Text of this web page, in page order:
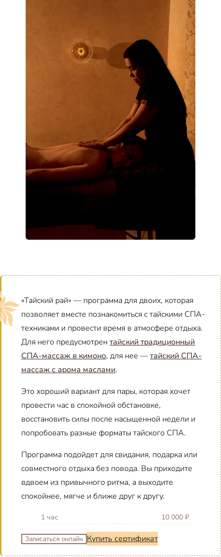
«Тайский рай» — программа для двоих, которая
позволяет вместе познакомиться с тайскими СПА-
техниками и провести время в атмосфере отдыха.
Для него предусмотрен тайский традиционный
СПА-массаж в кимоно, для нее —тайский СПА-
массаж с арома маслами.
Это хороший вариант для пары, которая хочет
провести час в спокойной обстановке,
восстановить силы после насыщенной недели и
попробовать разные форматы тайского СПА.
Программа подойдет для свидания, подарка или
совместного отдыха без повода. Вы приходите
вдвоем из привычного ритма, а выходите
спокойнее, мягче и ближе друг к другу.
1 час 10 000 ₽
Записаться онлайн Купить сертификат